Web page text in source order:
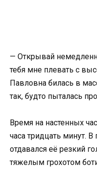
— Открывай
тебя мне плевать с
Павловна билась в
так, будто пыталась
Время на настенных
часа тридцать минут.
отдавался её резкий
тяжелым грохотом